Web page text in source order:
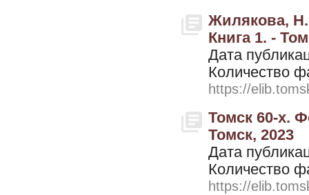
Жилякова, Н.
Книга 1. -
Дата
Количество
https://
Томск 60-х.
Томск, 2023
Дата
Количество
https://